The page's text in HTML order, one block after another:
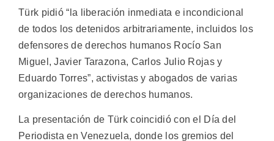
Türk pidió “la liberación inmediata e incondicional
de todos los detenidos arbitrariamente, incluidos los
defensores de derechos humanos Rocío San
Miguel, Javier Tarazona, Carlos Julio Rojas y
Eduardo Torres”, activistas y abogados de varias
organizaciones de derechos humanos.
La presentación de Türk coincidió con el Día del
Periodista en Venezuela, donde los gremios del